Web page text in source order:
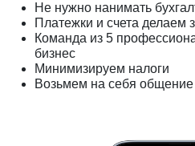
Не нужно нанимать
Платежки и счета делаем
Команда из 5
бизнес
Минимизируем налоги
Возьмем на себя общение